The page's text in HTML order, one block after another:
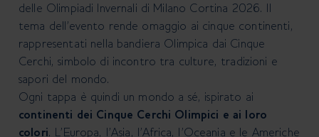
delle Olimpiadi Invernali di Milano Cortina 2026. Il
tema dell’evento rende omaggio ai cinque continenti,
rappresentati nella bandiera Olimpica dai Cinque
Cerchi, simbolo di incontro tra culture, tradizioni e
sapori del mondo.
Ogni tappa è quindi un mondo a sé, ispirato ai
continenti dei Cinque Cerchi Olimpici e ai loro
colori. L’Europa, l’Asia, l’Africa, l’Oceania e le Americhe